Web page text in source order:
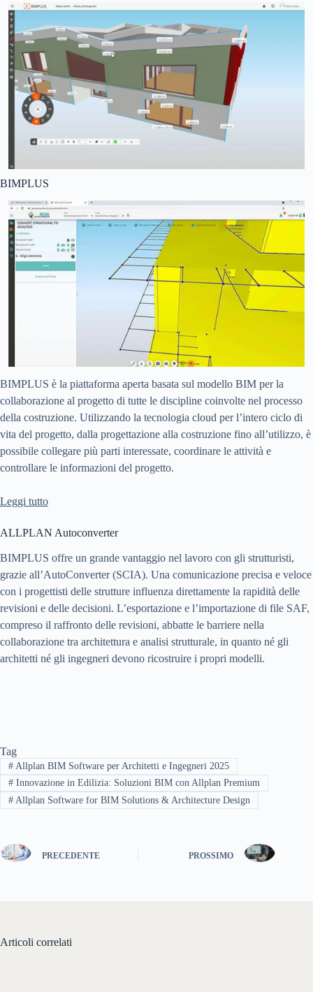
BIMPLUS
BIMPLUS è la piattaforma aperta basata sul modello BIM per la
collaborazione al progetto di tutte le discipline coinvolte nel processo
della costruzione. Utilizzando la tecnologia cloud per l’intero ciclo di
vita del progetto, dalla progettazione alla costruzione fino all’utilizzo, è
possibile collegare più parti interessate, coordinare le attività e
controllare le informazioni del progetto.
Leggi tutto
ALLPLAN Autoconverter
BIMPLUS offre un grande vantaggio nel lavoro con gli strutturisti,
grazie all’AutoConverter (SCIA). Una comunicazione precisa e veloce
con i progettisti delle strutture influenza direttamente la rapidità delle
revisioni e delle decisioni. L’esportazione e l’importazione di file SAF,
compreso il raffronto delle revisioni, abbatte le barriere nella
collaborazione tra architettura e analisi strutturale, in quanto né gli
architetti né gli ingegneri devono ricostruire i propri modelli.
Tag
#Allplan BIM Software per Architetti e Ingegneri 2025
#Innovazione in Edilizia: Soluzioni BIM con Allplan Premium
#Allplan Software for BIM Solutions & Architecture Design
PRECEDENTE PROSSIMO
Articoli correlati